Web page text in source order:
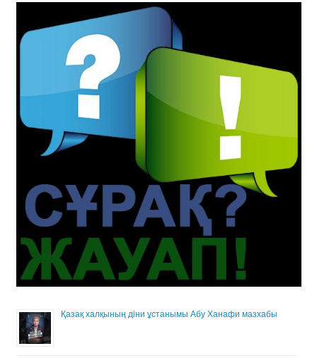
Қазақ халқының діни ұстанымы Абу Ханафи мазхабы